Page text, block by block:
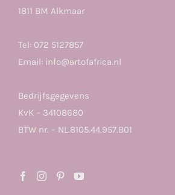
1811 BM Alkmaar
Tel: 072 5127857
Email: info@artofafrica.nl
Bedrijfsgegevens
KvK – 34108680
BTW nr. – NL.8105.44.957.B01